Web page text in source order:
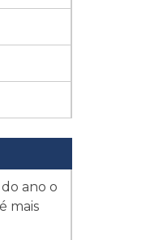
ano o
mais